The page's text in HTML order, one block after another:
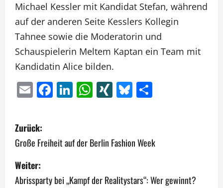
Michael Kessler mit Kandidat Stefan, während
auf der anderen Seite Kesslers Kollegin
Tahnee sowie die Moderatorin und
Schauspielerin Meltem Kaptan ein Team mit
Kandidatin Alice bilden.
EmailFacebook
LinkedIn
WhatsApp
XINGBluesky
B
e
i
Zurück:
Große Freiheit auf der Berlin Fashion Week
Weiter:
Abrissparty bei „Kampf der Realitystars“: Wer gewinnt?